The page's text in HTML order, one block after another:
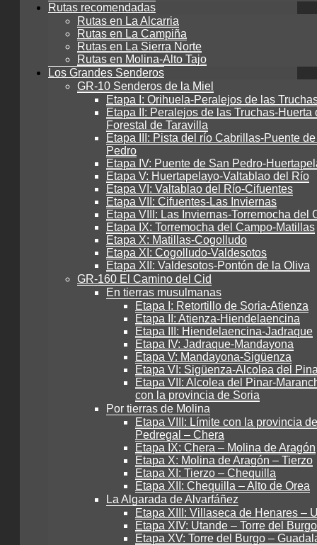
Rutas recomendadas
Rutas en La Alcarria
Rutas en La Campiña
Rutas en La Sierra Norte
Rutas en Molina-Alto Tajo
Los Grandes Senderos
GR-10 Senderos de la Miel
Etapa I: Orihuela-Peralejos de las
Etapa II: Peralejos de las Truchas-Huerta
Forestal de Taravilla
Etapa III: Pista del río Cabrillas-Puente
Pedro
Etapa IV: Puente de San Pedro-
Etapa V: Huertapelayo-Valtablao del Río
Etapa VI: Valtablao del Río-Cifuentes
Etapa VII: Cifuentes-Las Inviernas
Etapa VIII: Las Inviernas-Torremocha del
Etapa IX: Torremocha del Campo-Matillas
Etapa X: Matillas-Cogolludo
Etapa XI: Cogolludo-Valdesotos
Etapa XII: Valdesotos-Pontón de la Oliva
GR-160 El Camino del Cid
En tierras musulmanas
Etapa I: Retortillo de Soria-Atienza
Etapa II: Atienza-Hiendelaencina
Etapa III: Hiendelaencina-Jadraque
Etapa IV: Jadraque-Mandayona
Etapa V: Mandayona-Sigüenza
Etapa VI: Sigüenza-Alcolea del
Etapa VII: Alcolea del Pinar-
con la provincia de Soria
Por tierras de Molina
Etapa VIII: Límite con la provincia
Pedregal – Chera
Etapa IX: Chera – Molina de Aragón
Etapa X: Molina de Aragón – Tierzo
Etapa XI: Tierzo – Chequilla
Etapa XII: Chequilla – Alto de Orea
La Algarada de Alvarfáñez
Etapa XIII: Villaseca de Henares –
Etapa XIV: Utande – Torre del Burgo
Etapa XV: Torre del Burgo –